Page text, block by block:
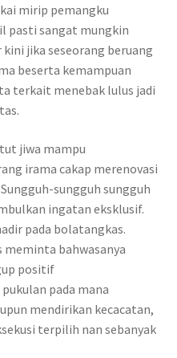
mirip pemangku
pasti sangat mungkin
jika seseorang beruang
beserta kemampuan
terkait menebak lulus jadi
jiwa mampu
irama cakap merenovasi
sungguh sungguh
ingatan eksklusif.
pada bolatangkas.
bahwasanya
positif
pada mana
mendirikan kecacatan,
terpilih nan sebanyak